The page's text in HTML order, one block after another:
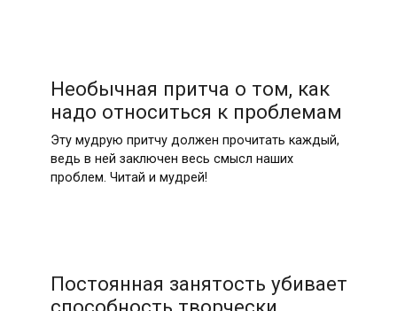
Необычная притча о том, как
надо относиться к проблемам
Эту мудрую притчу должен прочитать каждый,
ведь в ней заключен весь смысл наших
проблем. Читай и мудрей!
Постоянная занятость убивает